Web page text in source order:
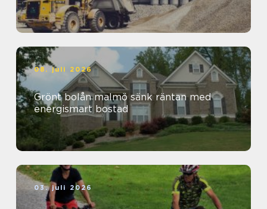
08. juli 2026
Grönt bolån malmö sänk räntan med
energismart bostad
03. juli 2026